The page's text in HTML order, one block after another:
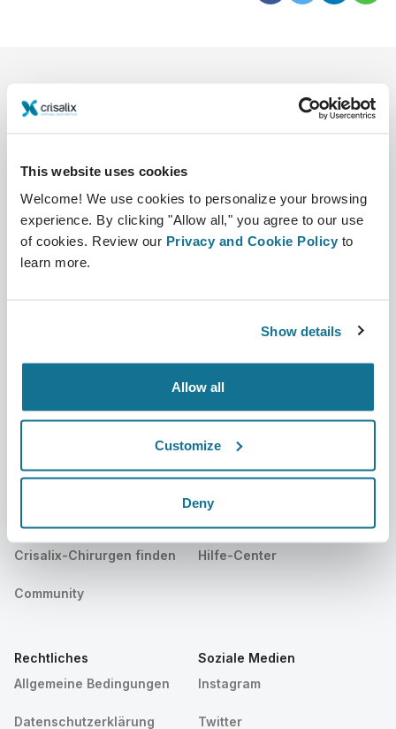
This website uses cookies
Welcome! We use cookies to personalize your browsing
experience. By clicking "Allow all," you agree to our use
of cookies. Review our Privacy and Cookie Policy to
learn more.
Show details
Allow all
Customize
Deny
Über uns
Resources
Chirurgen
Chirurgenstartseite
Customer Stories
Crisalix-Chirurgen finden
Community
Hilfe-Center
Rechtliches
Allgemeine Bedingungen
Datenschutzerklärung
Soziale Medien
Instagram
Twitter